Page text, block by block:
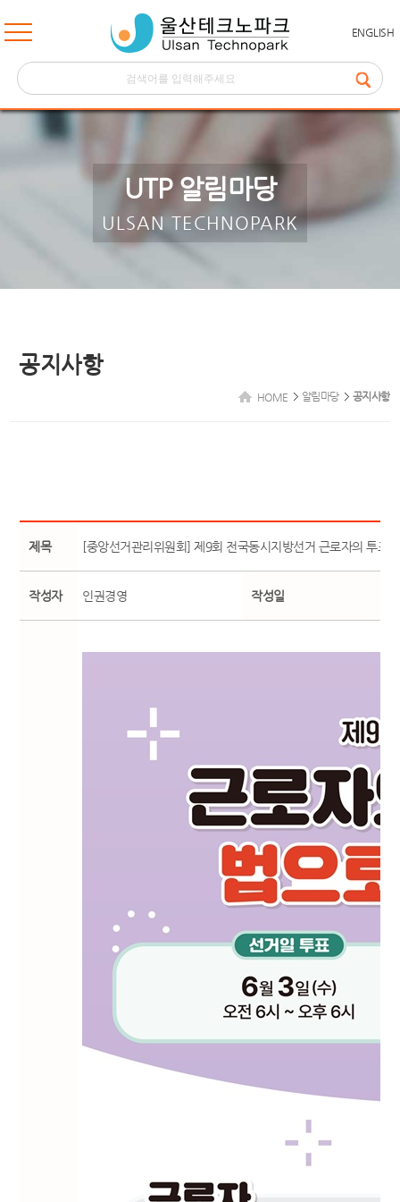
ENGLISH
UTP 알림마당
ULSAN TECHNOPARK
공지사항
HOME 알림마당 공지사항
제목 [중앙선거관리위원회] 제9회 전국동시지방선거 근로자의 투표
작성자 인권경영 작성일